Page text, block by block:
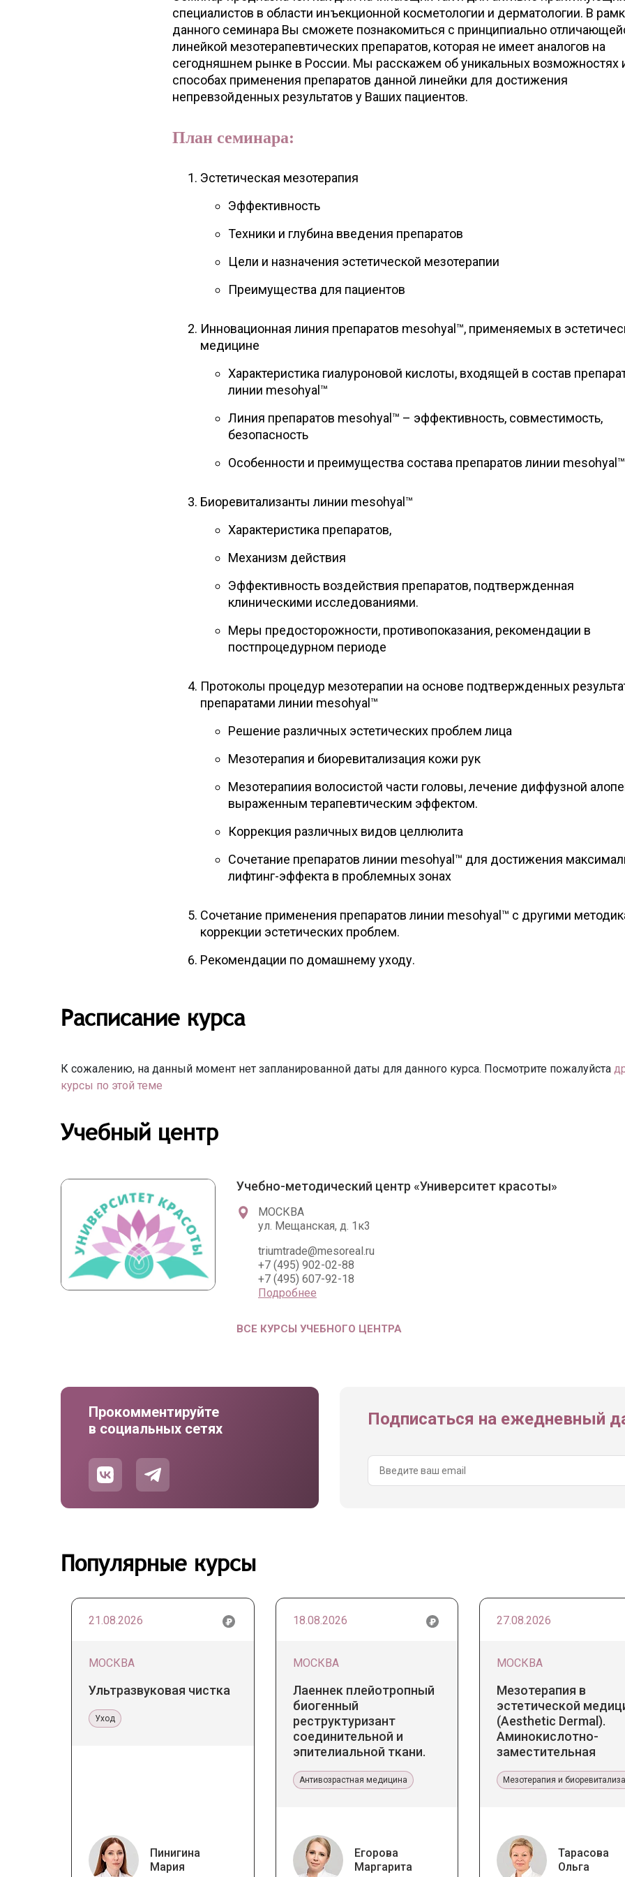
специалистов в области инъекционной косметологии и дерматологии. В
данного семинара Вы сможете познакомиться с принципиально
линейкой мезотерапевтических препаратов, которая не имеет аналогов на
сегодняшнем рынке в России. Мы расскажем об уникальных возможностях
способах применения препаратов данной линейки для достижения
непревзойденных результатов у Ваших пациентов.
План семинара:
Эстетическая мезотерапия
Эффективность
Техники и глубина введения препаратов
Цели и назначения эстетической мезотерапии
Преимущества для пациентов
Инновационная линия препаратов mesohyal™, применяемых в
медицине
Характеристика гиалуроновой кислоты, входящей в состав
линии mesohyal™
Линия препаратов mesohyal™ – эффективность, совместимость,
безопасность
Особенности и преимущества состава препаратов линии mesohyal™
Биоревитализанты линии mesohyal™
Характеристика препаратов,
Механизм действия
Эффективность воздействия препаратов, подтвержденная
клиническими исследованиями.
Меры предосторожности, противопоказания, рекомендации в
постпроцедурном периоде
Протоколы процедур мезотерапии на основе подтвержденных
препаратами линии mesohyal™
Решение различных эстетических проблем лица
Мезотерапия и биоревитализация кожи рук
Мезотерапиия волосистой части головы, лечение диффузной
выраженным терапевтическим эффектом.
Коррекция различных видов целлюлита
Сочетание препаратов линии mesohyal™ для достижения
лифтинг-эффекта в проблемных зонах
Сочетание применения препаратов линии mesohyal™ с другими
коррекции эстетических проблем.
Рекомендации по домашнему уходу.
Расписание курса
К сожалению, на данный момент нет запланированной даты для данного курса. Посмотрите пожалуйста
курсы по этой теме
Учебный центр
Учебно-методический центр «Университет красоты»
МОСКВА
ул. Мещанская, д. 1к3
triumtrade@mesoreal.ru
+7 (495) 902-02-88
+7 (495) 607-92-18
Подробнее
ВСЕ КУРСЫ УЧЕБНОГО ЦЕНТРА
Прокомментируйте
в социальных сетях
Подписаться на ежедневный
Популярные курсы
21.08.2026
МОСКВА
Ультразвуковая чистка
Уход
Пинигина
Мария
18.08.2026
МОСКВА
Лаеннек плейотропный
биогенный
реструктуризант
соединительной и
эпителиальной ткани.
эстетической медицине
Антивозрастная медицина
Егорова
Маргарита
27.08.2026
МОСКВА
Мезотерапия в
эстетической
(Aesthetic Dermal).
Аминокислотно-
заместительная
Мезотерапия и
Тарасова
Ольга